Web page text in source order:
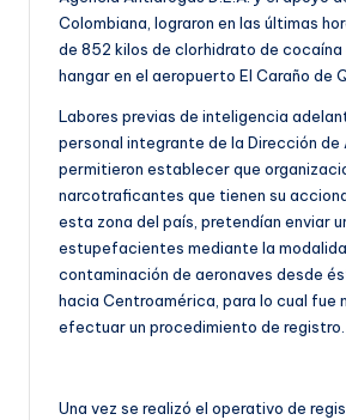
Colombiana, lograron en las últimas
de 852 kilos de clorhidrato de cocaína
hangar en el aeropuerto El Caraño de
Labores previas de inteligencia
personal integrante de la Dirección de
permitieron establecer que
narcotraficantes que tienen su
esta zona del país, pretendían enviar
estupefacientes mediante la
contaminación de aeronaves desde
hacia Centroamérica, para lo cual fue
efectuar un procedimiento de registro.
Una vez se realizó el operativo de